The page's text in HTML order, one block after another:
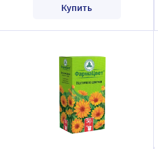
Купить